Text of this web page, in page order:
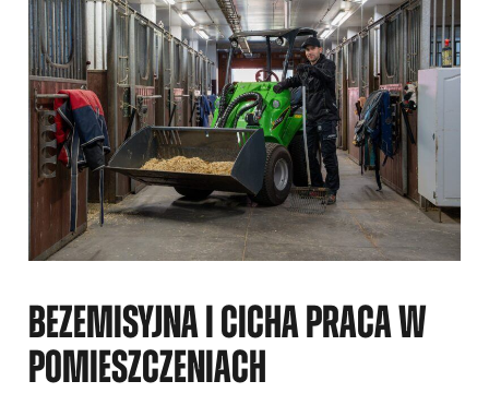
BEZEMISYJNA I CICHA PRACA W
POMIESZCZENIACH